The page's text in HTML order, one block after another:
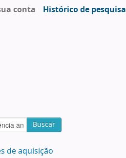
conta Histórico de pesquisa
Buscar
de aquisição